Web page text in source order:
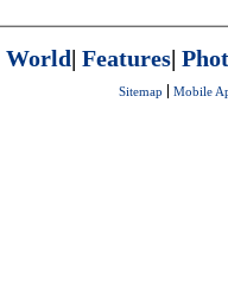
World| Features|
Sitemap Mobile